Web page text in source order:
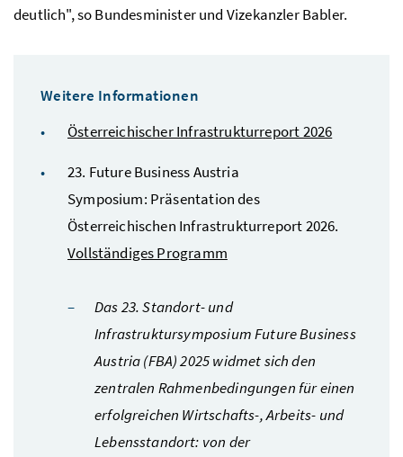
deutlich", so Bundesminister und Vizekanzler Babler.
Weitere Informationen
Österreichischer Infrastrukturreport 2026
23. Future Business Austria
Symposium: Präsentation des
Österreichischen Infrastrukturreport 2026.
Vollständiges Programm
Das 23. Standort- und
Infrastruktursymposium Future Business
Austria (FBA) 2025 widmet sich den
zentralen Rahmenbedingungen für einen
erfolgreichen Wirtschafts-, Arbeits- und
Lebensstandort: von der